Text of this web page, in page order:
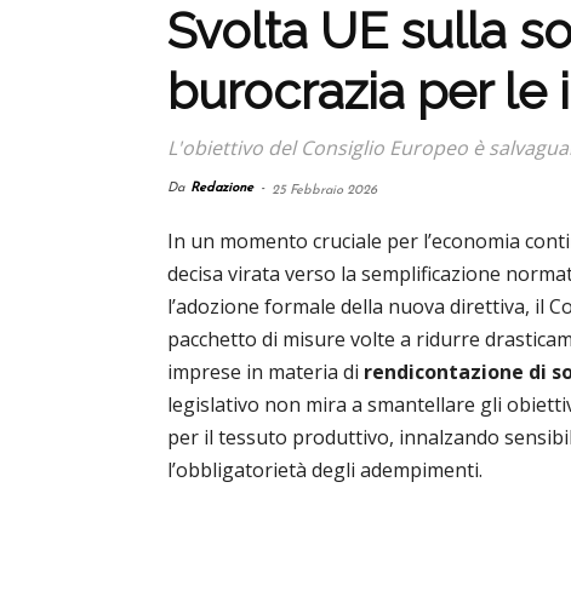
Svolta UE sulla
burocrazia per le
L'obiettivo del Consiglio Europeo è
Da Redazione - 25 Febbraio 2026
In un momento cruciale per l’economia
decisa virata verso la semplificazione
l’adozione formale della nuova direttiva, il
pacchetto di misure volte a ridurre
imprese in materia di rendicontazione di
legislativo non mira a smantellare gli
per il tessuto produttivo, innalzando
l’obbligatorietà degli adempimenti.